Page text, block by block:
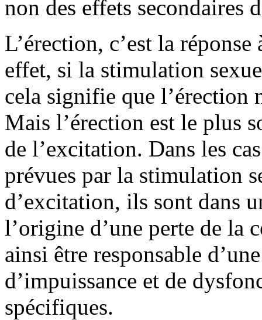
non des effets secondaires
L’érection, c’est la
effet, si la stimulation
cela signifie que l’érection
Mais l’érection est le plus
de l’excitation. Dans les
prévues par la stimulation
d’excitation, ils sont dans
l’origine d’une perte de la
ainsi être responsable
d’impuissance et de
spécifiques.